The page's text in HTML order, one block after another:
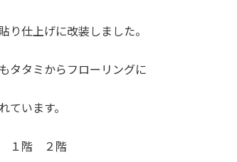
り仕上げに改装しました。
タタミからフローリングに
ています。
１階 ２階